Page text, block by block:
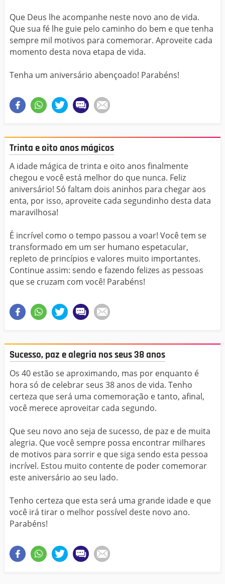
Que Deus lhe acompanhe neste novo ano de vida.
Que sua fé lhe guie pelo caminho do bem e que tenha
sempre mil motivos para comemorar. Aproveite cada
momento desta nova etapa de vida.
Tenha um aniversário abençoado! Parabéns!
Trinta e oito anos mágicos
A idade mágica de trinta e oito anos finalmente
chegou e você está melhor do que nunca. Feliz
aniversário! Só faltam dois aninhos para chegar aos
enta, por isso, aproveite cada segundinho desta data
maravilhosa!
É incrível como o tempo passou a voar! Você tem se
transformado em um ser humano espetacular,
repleto de princípios e valores muito importantes.
Continue assim: sendo e fazendo felizes as pessoas
que se cruzam com você! Parabéns!
Sucesso, paz e alegria nos seus 38 anos
Os 40 estão se aproximando, mas por enquanto é
hora só de celebrar seus 38 anos de vida. Tenho
certeza que será uma comemoração e tanto, afinal,
você merece aproveitar cada segundo.
Que seu novo ano seja de sucesso, de paz e de muita
alegria. Que você sempre possa encontrar milhares
de motivos para sorrir e que siga sendo esta pessoa
incrível. Estou muito contente de poder comemorar
este aniversário ao seu lado.
Tenho certeza que esta será uma grande idade e que
você irá tirar o melhor possível deste novo ano.
Parabéns!